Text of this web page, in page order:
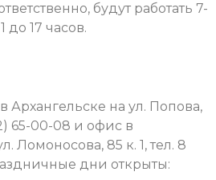
будут работать 7-
до 17 часов.
Архангельске на ул. Попова,
65-00-08 и офис в
Ломоносова, 85 к. 1, тел. 8
дни открыты: